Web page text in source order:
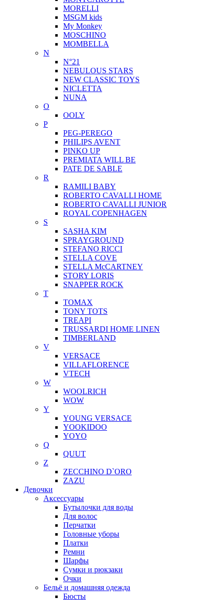
MORELLI
MSGM kids
My Monkey
MOSCHINO
MOMBELLA
N
N°21
NEBULOUS STARS
NEW CLASSIC TOYS
NICLETTA
NUNA
O
OOLY
P
PEG-PEREGO
PHILIPS AVENT
PINKO UP
PREMIATA WILL BE
PATE DE SABLE
R
RAMILI BABY
ROBERTO CAVALLI HOME
ROBERTO CAVALLI JUNIOR
ROYAL COPENHAGEN
S
SASHA KIM
SPRAYGROUND
STEFANO RICCI
STELLA COVE
STELLA McCARTNEY
STORY LORIS
SNAPPER ROCK
T
TOMAX
TONY TOTS
TREAPI
TRUSSARDI HOME LINEN
TIMBERLAND
V
VERSACE
VILLAFLORENCE
VTECH
W
WOOLRICH
WOW
Y
YOUNG VERSACE
YOOKIDOO
YOYO
Q
QUUT
Z
ZECCHINO D`ORO
ZAZU
Девочки
Аксессуары
Бутылочки для воды
Для волос
Перчатки
Головные уборы
Платки
Ремни
Шарфы
Сумки и рюкзаки
Очки
Бельё и домашняя одежда
Бюсты